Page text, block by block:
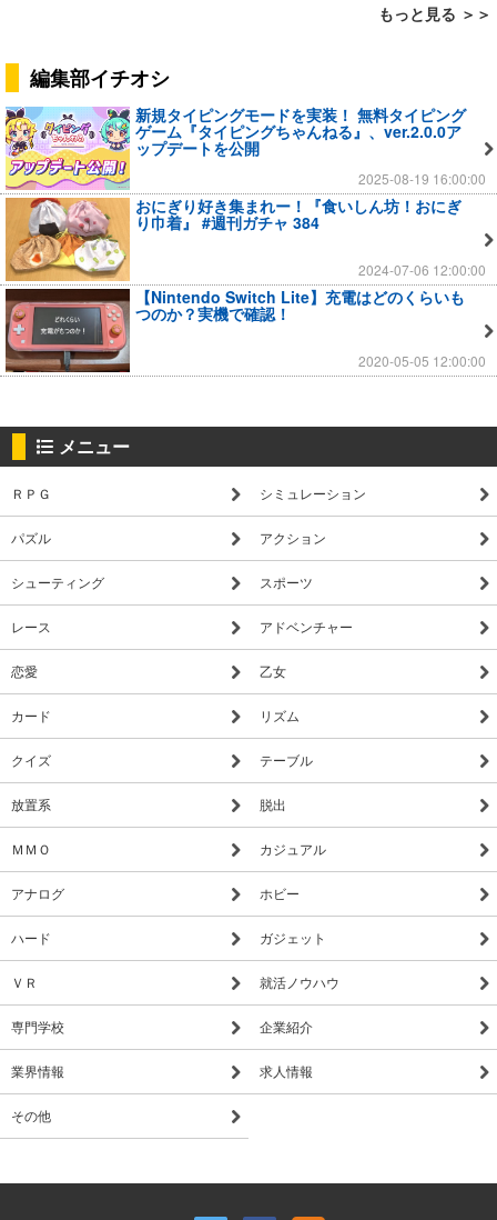
もっと見る ＞＞
編集部イチオシ
新規タイピングモードを実装！ 無料タイピング
ゲーム『タイピングちゃんねる』、ver.2.0.0ア
ップデートを公開
2025-08-19 16:00:00
おにぎり好き集まれー！『食いしん坊！おにぎ
り巾着』 #週刊ガチャ 384
2024-07-06 12:00:00
【Nintendo Switch Lite】充電はどのくらいも
つのか？実機で確認！
2020-05-05 12:00:00
メニュー
ＲＰＧ シミュレーション
パズル アクション
シューティング スポーツ
レース アドベンチャー
恋愛 乙女
カード リズム
クイズ テーブル
放置系 脱出
ＭＭＯ カジュアル
アナログ ホビー
ハード ガジェット
ＶＲ 就活ノウハウ
専門学校 企業紹介
業界情報 求人情報
その他